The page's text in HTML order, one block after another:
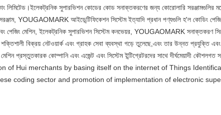
লিমিটেড।ইলেকট্রনিক সুপারভিশন কোডের কোড সনাক্তকরণের জন্য কোরোলারি সরঞ্জামগুলির
YOUGAOMARK আইডেন্টিফিকেশন সিস্টেম ইত্যাদি প্রধান পণ্যগুলি হ'ল কোডিং
পেজিং মেশিন, ইলেকট্রনিক সুপারভিশন সিস্টেম কনভেয়র, YOUGAOMARK সনাক্তকরণ
বিক্রয় নেটওয়ার্ক এবং গ্রাহক সেবা ব্যবস্থা গড়ে তুলেছে,এবং তার উন্নত প্রযুক্তি
প্রস্তুতকারক কোম্পানি এবং এজেন্ট এবং সিস্টেম ইন্টিগ্রেটরদের সাথে দীর্ঘমেয়াদী কৌশলগত
of Hui merchants by basing itself on the internet of Things
coding sector and promotion of implementation of electronic